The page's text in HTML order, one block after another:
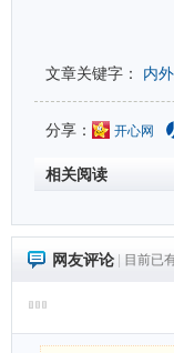
文章关键字： 内
分享： 开心网
相关阅读
网友评论 目前已